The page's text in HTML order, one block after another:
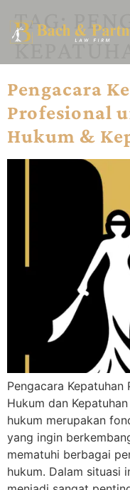
TAG:
Pengacara
Profesional
Hukum &
Pengacara
Hukum dan
hukum merupakan
yang ingin
mematuhi berbagai
hukum. Dalam situasi